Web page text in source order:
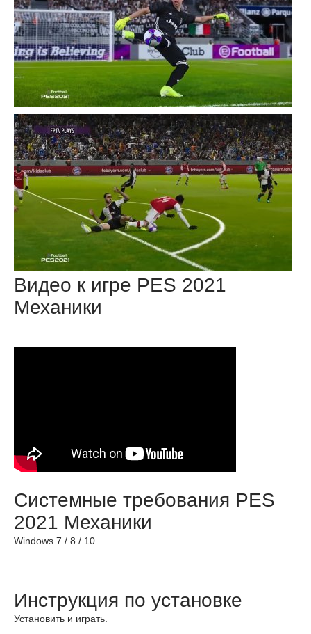
Видео к игре PES 2021
Механики
Системные требования PES
2021 Механики
Windows 7 / 8 / 10
Инструкция по установке
Установить и играть.